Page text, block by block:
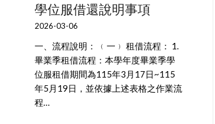
學位服借還說明事項
2026-03-06
一、流程說明： ﹙一﹚ 租借流程： 1.
畢業季租借流程：本學年度畢業季學
位服租借期間為115年3月17日~115
年5月19日，並依據上述表格之作業流
程…